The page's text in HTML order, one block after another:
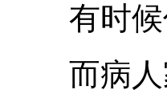
有时候
而病人家